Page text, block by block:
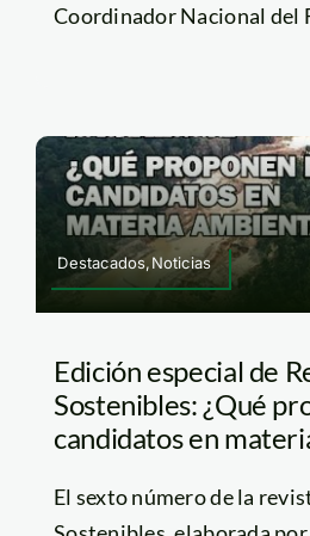
Coordinador Nacional del
Destacados,Noticias
Edición especial de
Sostenibles: ¿Qué
candidatos en
El sexto número de la